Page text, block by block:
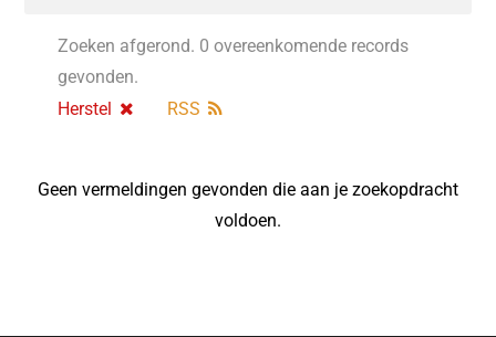
Zoeken afgerond. 0 overeenkomende records
gevonden.
Herstel
RSS
Geen vermeldingen gevonden die aan je zoekopdracht
voldoen.